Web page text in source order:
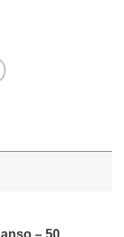
– 50